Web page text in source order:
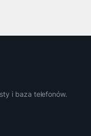
i baza telefonów.